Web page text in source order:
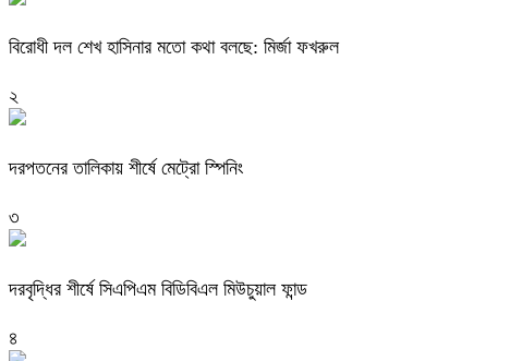
বিরোধী দল শেখ হাসিনার মতো কথা বলছে: মির্জা ফখরুল
২
দরপতনের তালিকায় শীর্ষে মেট্রো স্পিনিং
৩
দরবৃদ্ধির শীর্ষে সিএপিএম বিডিবিএল মিউচুয়াল ফান্ড
৪